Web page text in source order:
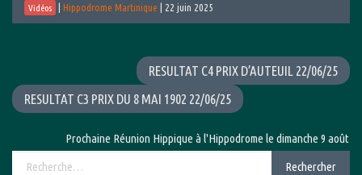
Vidéos Hippodrome Martinique 22 juin 2025
RESULTAT C4 PRIX D’AUTEUIL 22/06/25
RESULTAT C3 PRIX DU 8 MAI 1902 22/06/25
Prochaine Réunion Hippique à l'Hippodrome le dimanche 9 août
Rechercher